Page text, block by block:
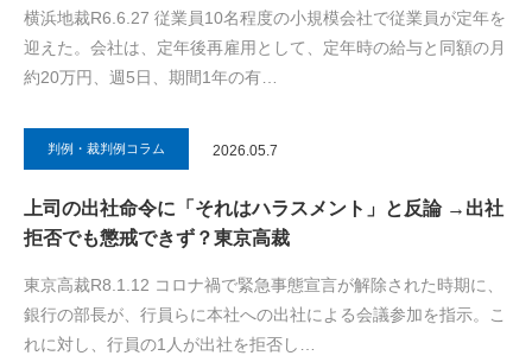
横浜地裁R6.6.27 従業員10名程度の小規模会社で従業員が定年を
迎えた。会社は、定年後再雇用として、定年時の給与と同額の月
約20万円、週5日、期間1年の有…
判例・裁判例コラム 2026.05.7
上司の出社命令に「それはハラスメント」と反論 →出社
拒否でも懲戒できず？東京高裁
東京高裁R8.1.12 コロナ禍で緊急事態宣言が解除された時期に、
銀行の部長が、行員らに本社への出社による会議参加を指示。こ
れに対し、行員の1人が出社を拒否し…